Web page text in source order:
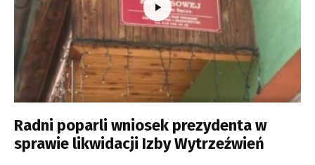
Radni poparli wniosek prezydenta w
sprawie likwidacji Izby Wytrzeźwień